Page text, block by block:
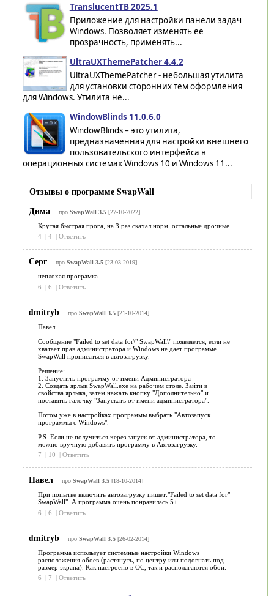
TranslucentTB 2025.1
Приложение для настройки панели задач
Windows. Позволяет изменять её
прозрачность, применять...
UltraUXThemePatcher 4.4.2
UltraUXThemePatcher - небольшая утилита
для установки сторонних тем оформления
для Windows. Утилита не...
WindowBlinds 11.0.6.0
WindowBlinds – это утилита,
предназначенная для настройки внешнего
пользовательского интерфейса в
операционных системах Windows 10 и Windows 11...
Отзывы о программе SwapWall
Дима
про SwapWall 3.5[27-10-2022]
Крутая быстрая прога, на 3 раз скачал норм, остальные дрочные
4
4 Ответить
Серг про SwapWall 3.5[23-03-2019]
неплохая програмка
6
| 6 | Ответить
dmitryb про SwapWall 3.5[21-10-2014]
Павел
Сообщение "Failed to set data for\" SwapWall\" появляется, если не
хватает прав администратора и Windows не дает программе
SwapWall прописаться в автозагрузку.
Решение:
1. Запустить программу от имени Администратора
2. Создать ярлык SwapWall.exe на рабочем столе. Зайти в
свойства ярлыка, затем нажать кнопку "Дополнительно" и
поставить галочку "Запускать от имени администратора".
Потом уже в настройках программы выбрать "Автозапуск
программы с Windows".
P.S. Если не получиться через запуск от администратора, то
можно вручную добавить программу в Автозагрузку.
7
10 Ответить
Павел про SwapWall 3.5[18-10-2014]
При попытке включить автозагрузку пишет:"Failed to set data for"
SwapWall". А программа очень понравилась 5+.
6
| 6 | Ответить
dmitryb про SwapWall 3.5[26-02-2014]
Программа использует системные настройки Windows
расположения обоев (растянуть, по центру или подогнать под
размер экрана). Как настроено в ОС, так и располагаются обои.
6
7 Ответить